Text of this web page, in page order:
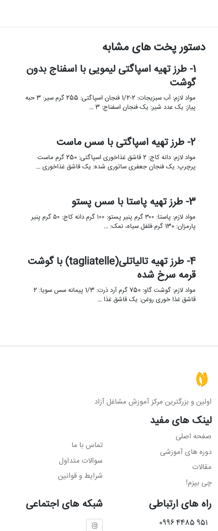
دستور پخت های مشابه
1- طرز تهیه اسپاگتی لیمویی با اسفناج بدون
گوشت
مواد لازم: آب سبزیجات: 2-1/2 فنجان اسپاگتی: 255 گرم سیر: 3 حبه
پیاز: یک عدد شیر: یک فنجان اسفناج: 3 …
2- طرز تهیه اسپاگتی با سس ماست
مواد لازم: دانه کاج: 2 قاشق غذاخوری اسپاگتی: 250 گرم ماست
پرچرپ: یک فنجان جعفری ساتوری شده: یک قاشق غذاخوری …
3- طرز تهیه پاستا با سس پستو
مواد لازم: پاستا: ۳۰۰ گرم پنیر پستو: ۱۰۰ گرم دانه کاج: ۵۰ گرم پنیر
پارمزان: 130 گرم فلفل سیاه، نمک: …
4- طرز تهیه تالیاتلی(tagliatelle) با گوشت
قرمه سرخ شده
مواد لازم: گوشت گاو: 750 گرم آرد ذرت: 1/3 پیمانه سس سویا: 2
قاشق غذا خوری روغن: یک قاشق غذا …
اولین و بزرگترین مرکز آموزش مشاغل آزاد
لینک های مفید
صفحه اصلی
دوره های آموزشی
مقالات
چی بپزم!
تماس با ما
سوالات متداول
شرایط و قوانین
راه های ارتباطی
951 4485 0996
شبکه های اجتماعی